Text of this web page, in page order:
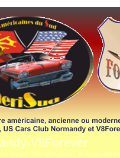
V8Forever
trouvé "the right place", le forum qui